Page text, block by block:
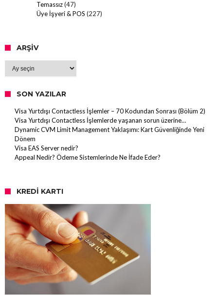
Temassız(47)
Üye İşyeri & POS (227)
ARŞIV
Arşiv
SON YAZILAR
Visa Yurtdışı Contactless İşlemler – 70 Kodundan Sonrası (Bölüm 2)
Visa Yurtdışı Contactless İşlemlerde yaşanan sorun üzerine…
Dynamic CVM Limit Management Yaklaşımı: Kart Güvenliğinde Yeni
Dönem
Visa EAS Server nedir?
Appeal Nedir? Ödeme Sistemlerinde Ne İfade Eder?
KREDI KARTI